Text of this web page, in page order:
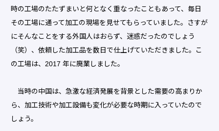
時の工場のたたずまいと何となく重なったこともあって、毎日
その工場に通って加工の現場を見せてもらっていました。さすが
にそんなことをする外国人はおらず、迷惑だったのでしょう
（笑）、依頼した加工品を数日で仕上げていただきました。こ
の工場は、2017 年に廃業しました。
当時の中国は、急激な経済発展を背景とした需要の高まりか
ら、加工技術や加工設備も変化が必要な時期に入っていたので
しょう。